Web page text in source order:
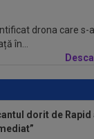
drona care s-
în...
a ”dat din casă”!
la Inter...
lăsat fără...
dorit de Rapid